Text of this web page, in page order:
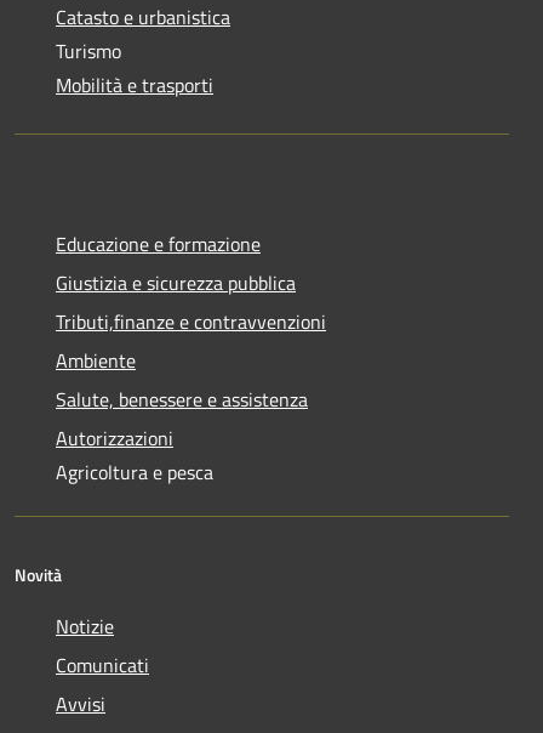
Catasto e urbanistica
Turismo
Mobilità e trasporti
Educazione e formazione
Giustizia e sicurezza pubblica
Tributi,finanze e contravvenzioni
Ambiente
Salute, benessere e assistenza
Autorizzazioni
Agricoltura e pesca
Novità
Notizie
Comunicati
Avvisi